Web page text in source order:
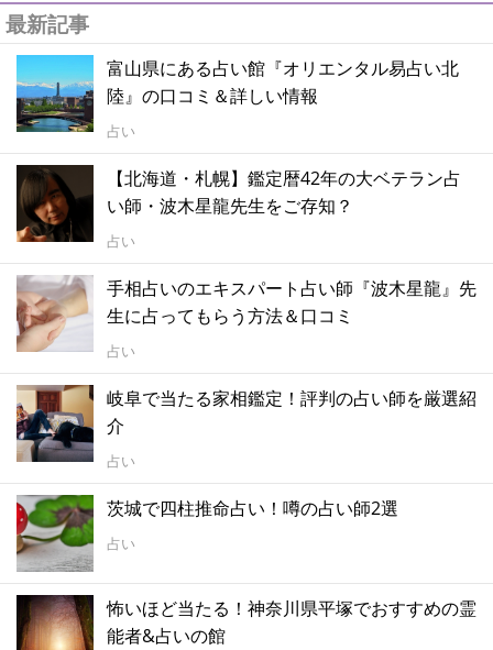
最新記事
富山県にある占い館『オリエンタル易占い北
陸』の口コミ＆詳しい情報
占い
【北海道・札幌】鑑定暦42年の大ベテラン占
い師・波木星龍先生をご存知？
占い
手相占いのエキスパート占い師『波木星龍』先
生に占ってもらう方法＆口コミ
占い
岐阜で当たる家相鑑定！評判の占い師を厳選紹
介
占い
茨城で四柱推命占い！噂の占い師2選
占い
怖いほど当たる！神奈川県平塚でおすすめの霊
能者&占いの館